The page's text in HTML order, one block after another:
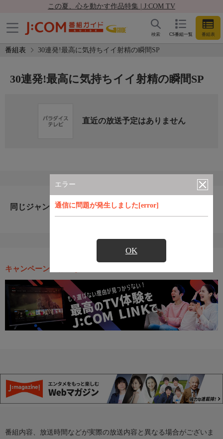
この夏、心を動かす作品特集 | J:COM TV
CS番組一覧 番組表
検索
番組表 30連発!最高に気持ちイイ射精の瞬間SP
エラー
通信に問題が発生しました[error]
OK
30連発!最高に気持ちイイ射精の瞬間SP
直近の放送予定はありません
同じジャンルのおすすめ番組
キャンペーン・お得な情報
番組内容、放送時間などが実際の放送内容と異なる場合がございま